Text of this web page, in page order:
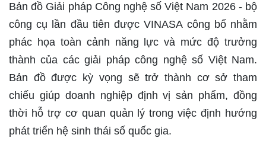
Bản đồ Giải pháp Công nghệ số Việt Nam 2026 - bộ
công cụ lần đầu tiên được VINASA công bố nhằm
phác họa toàn cảnh năng lực và mức độ trưởng
thành của các giải pháp công nghệ số Việt Nam.
Bản đồ được kỳ vọng sẽ trở thành cơ sở tham
chiếu giúp doanh nghiệp định vị sản phẩm, đồng
thời hỗ trợ cơ quan quản lý trong việc định hướng
phát triển hệ sinh thái số quốc gia.